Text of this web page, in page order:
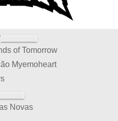
of Tomorrow
Myemoheart
Novas